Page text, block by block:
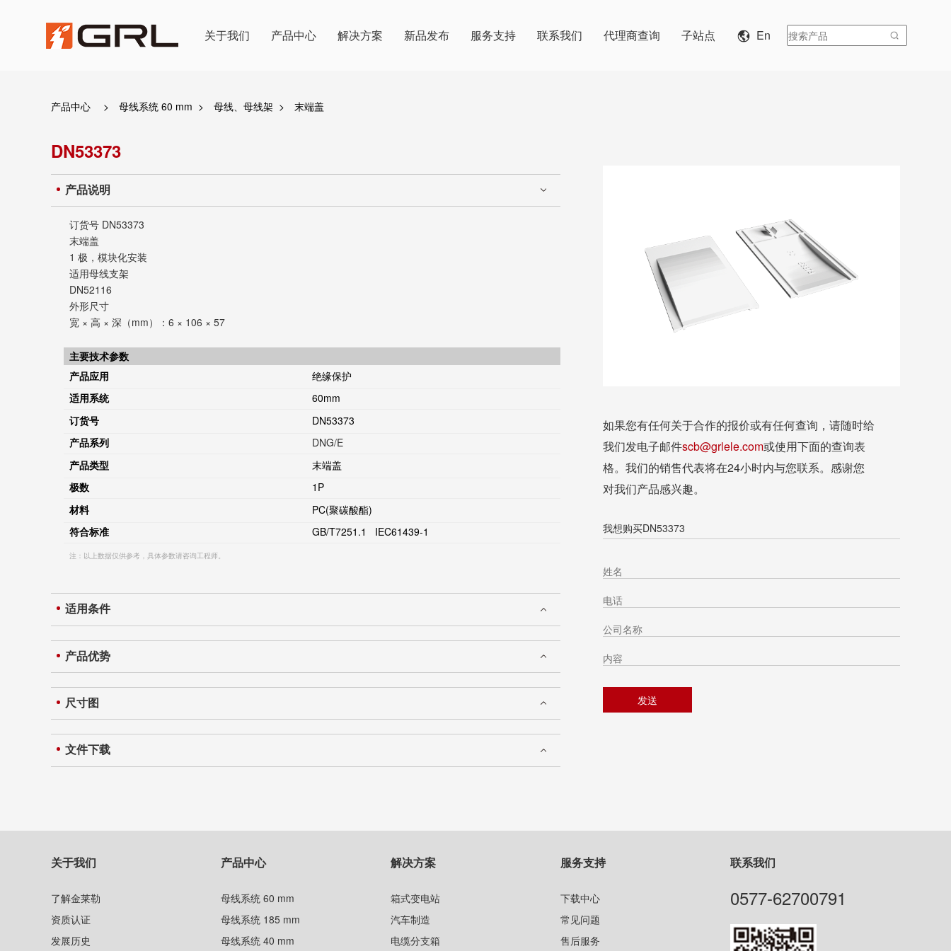
关于我们 产品中心 解决方案 新品发布 服务支持 联系我们 代理商查询 子站点 En
产品中心 > 母线系统 60 mm > 母线、母线架 > 末端盖
DN53373
产品说明
订货号 DN53373
末端盖
1 极，模块化安装
适用母线支架
DN52116
外形尺寸
宽 × 高 × 深（mm）：6 × 106 × 57
主要技术参数
产品应用
绝缘保护
适用系统
60mm
订货号
DN53373
产品系列
DNG/E
产品类型
末端盖
极数
1P
材料
PC(聚碳酸酯)
符合标准
GB/T7251.1 IEC61439-1
注：以上数据仅供参考，具体参数请咨询工程师。
适用条件
产品优势
尺寸图
文件下载
如果您有任何关于合作的报价或有任何查询，请随时给
我们发电子邮件scb@grlele.com或使用下面的查询表
格。我们的销售代表将在24小时内与您联系。感谢您
对我们产品感兴趣。
我想购买DN53373
关于我们
了解金莱勒
资质认证
发展历史
产品中心
母线系统 60 mm
母线系统 185 mm
母线系统 40 mm
解决方案
箱式变电站
汽车制造
电缆分支箱
服务支持
下载中心
常见问题
售后服务
联系我们
0577-62700791